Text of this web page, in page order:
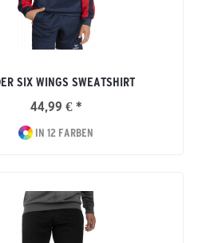
SIX WINGS SWEATSHIRT
44,99 € *
IN 12 FARBEN